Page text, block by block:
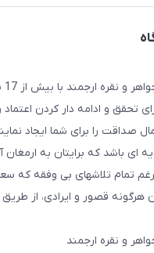
تحقق و ادامه دار کردن
را برای شما ایجاد
ای باشد که برایتان به ارمغان
تمام تلاشهای بی وفقه که سعی
قصور و ایرادی، از طریق
و نقره ارجمند